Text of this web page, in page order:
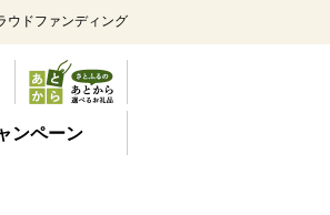
ウドファンディング
ンペーン